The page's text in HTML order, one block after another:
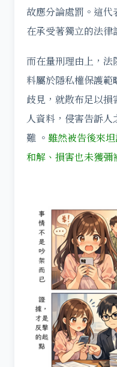
故應分論處罰。這
在承受著獨立的法律
而在量刑理由上，法
料屬於隱私權保護
歧見，就散布足以
人資料，侵害告訴
難 。 雖然被告後來
和解、損害也未獲彌